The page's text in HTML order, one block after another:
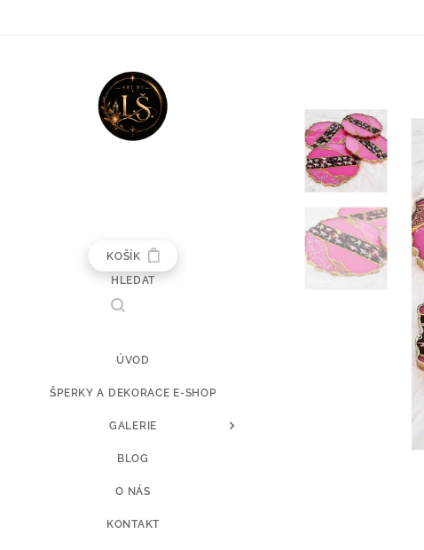
KOŠÍK
HLEDAT
ÚVOD
ŠPERKY A DEKORACE E-SHOP
GALERIE
BLOG
O NÁS
KONTAKT